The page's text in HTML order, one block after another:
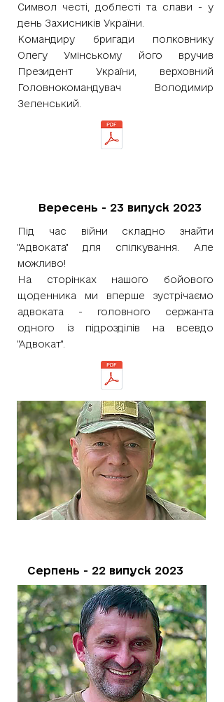
Символ честі, доблесті та слави - у
день Захисників України.
Командиру бригади полковнику
Олегу Умінському його вручив
Президент України, верховний
Головнокомандувач Володимир
Зеленський.
Вересень - 23 випуск 2023
Під час війни складно знайти
"Адвоката" для спілкування. Але
можливо!
На сторінках нашого бойового
щоденника ми вперше зустрічаємо
адвоката - головного сержанта
одного із підрозділів на всевдо
"Адвокат".
Серпень - 22 випуск 2023